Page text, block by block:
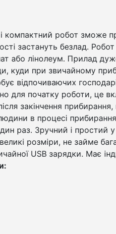
компактний робот зможе
застануть безлад. Робот
або лінолеум. Прилад
куди при звичайному
відпочиваючих
для початку роботи, це
закінчення
в процесі
раз. Зручний і простий у
розміри, не займе
USB зарядки. Має